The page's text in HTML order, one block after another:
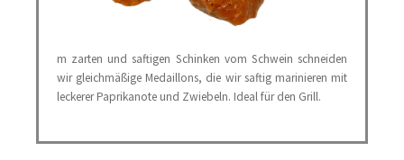
m zarten und saftigen Schinken vom Schwein schneiden
wir gleichmäßige Medaillons, die wir saftig marinieren mit
leckerer Paprikanote und Zwiebeln. Ideal für den Grill.